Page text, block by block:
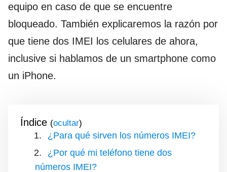
equipo en caso de que se encuentre
bloqueado. También explicaremos la razón por
que tiene dos IMEI los celulares de ahora,
inclusive si hablamos de un smartphone como
un iPhone.
Índice ( )
¿Para qué sirven los números IMEI?
¿Por qué mi teléfono tiene dos
números IMEI?